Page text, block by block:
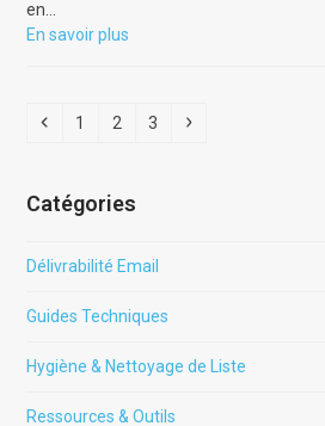
en…
En savoir plus
Précédent
Page
1 Page
2 Page
3 Suivant
Catégories
Délivrabilité Email
Guides Techniques
Hygiène & Nettoyage de Liste
Ressources & Outils